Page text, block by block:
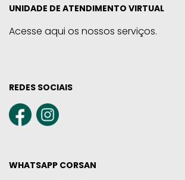
UNIDADE DE ATENDIMENTO VIRTUAL
Acesse aqui os nossos serviços.
REDES SOCIAIS
WHATSAPP CORSAN